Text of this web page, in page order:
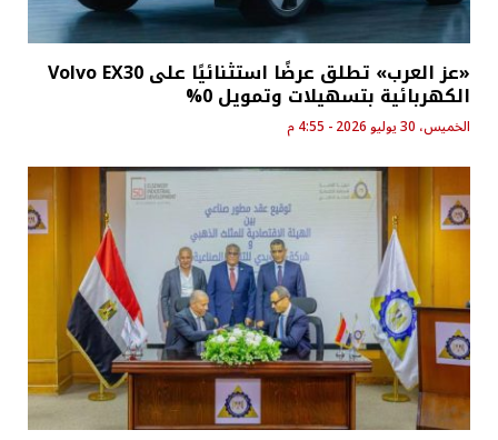
«عز العرب» تطلق عرضًا استثنائيًا على Volvo EX30
الكهربائية بتسهيلات وتمويل 0%
الخميس، 30 يوليو 2026 - 4:55 م